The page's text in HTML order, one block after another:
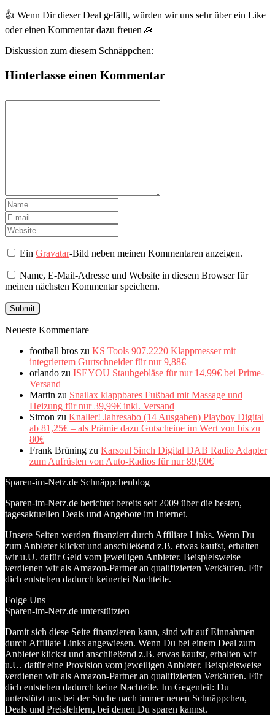
👍 Wenn Dir dieser Deal gefällt, würden wir uns sehr über ein Like
oder einen Kommentar dazu freuen 🙏
Diskussion zum diesem Schnäppchen:
Hinterlasse einen Kommentar
EinGravatar-Bild neben meinen Kommentaren anzeigen.
Name, E-Mail-Adresse und Website in diesem Browser für
meinen nächsten Kommentar speichern.
Neueste Kommentare
football bros zu KS Tools 907.2220 Klappmesser mit
integriertem Gurtschneider für nur 9,88€
orlando zu ISEYOU Staubgebläse für nur 14,99€ bei Prime-
Versand
Martin zu Snailax klappbares Fußbad mit Massage und
Heizung für nur 39,99€ inkl. Versand
Simon zu Knaller! Jahresabo (14 Ausgaben) Playboy Digital
ab 81,25€ – als Prämie dazu Gutscheine im Wert von bis zu
80€
Frank Brüning zu Karsoul 5inch Digital DAB Radio Adapter
zum Aufrüsten von Auto-Radios für nur 89,90€
Sparen-im-Netz.de Schnäppchenblog
Sparen-im-Netz.de berichtet bereits seit 2009 über die besten,
tagesaktuellen Deals und Angebote im Internet.
Unsere Seiten werden finanziert durch Affiliate Links. Wenn Du
zum Anbieter klickst und anschließend z.B. etwas kaufst, erhalten
wir u.U. dafür Geld vom jeweiligen Anbieter. Beispielsweise
verdienen wir als Amazon-Partner an qualifizierten Verkäufen. Für
dich entstehen dadurch keinerlei Nachteile.
Folge Uns
Sparen-im-Netz.de unterstützten
Damit sich diese Seite finanzieren kann, sind wir auf Einnahmen
durch Affiliate Links angewiesen. Wenn Du bei einem Deal zum
Anbieter klickst und anschließend z.B. etwas kaufst, erhalten wir
u.U. dafür eine Provision vom jeweiligen Anbieter. Beispielsweise
verdienen wir als Amazon-Partner an qualifizierten Verkäufen. Für
dich entstehen dadurch keine Nachteile. Im Gegenteil: Du
unterstützt uns bei der Suche nach immer neuen Schnäppchen,
Deals und Preisfehlern, bei denen Du sparen kannst.